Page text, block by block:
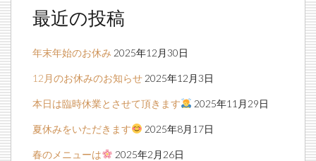
最近の投稿
年末年始のお休み 2025年12月30日
12月のお休みのお知らせ 2025年12月3日
本日は臨時休業とさせて頂きます 2025年11月29日
夏休みをいただきます 2025年8月17日
春のメニューは 2025年2月26日